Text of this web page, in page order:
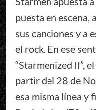
puesta en escena,
sus canciones y a
el rock. En ese
“Starmenized II”,
partir del 28 de
esa misma línea y